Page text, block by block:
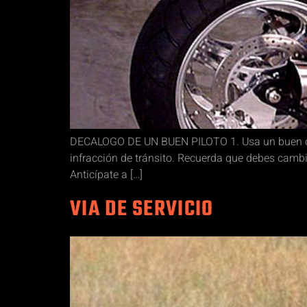
DECALOGO DE UN BUEN PILOTO 1. Usa un
infracción de tránsito. Recuerda que debes
Anticípate a […]
VIA DE SERVICIO